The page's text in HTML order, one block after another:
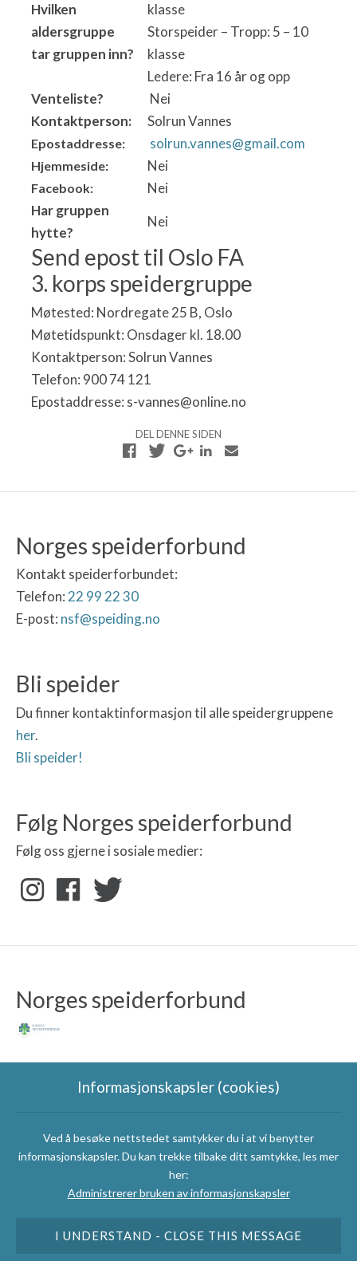
Hvilken
aldersgruppe
tar gruppen inn?
klasse
Storspeider – Tropp: 5 – 10
klasse
Ledere: Fra 16 år og opp
Venteliste?
Nei
Kontaktperson:
Solrun Vannes
Epostaddresse: solrun.vannes@gmail.com
Hjemmeside: Nei
Facebook:
Nei
Har gruppen
hytte?
Nei
Send epost til Oslo FA
3. korps speidergruppe
Møtested: Nordregate 25 B, Oslo
Møtetidspunkt: Onsdager kl. 18.00
Kontaktperson: Solrun Vannes
Telefon: 900 74 121
Epostaddresse: s-vannes@online.no
DEL DENNE SIDEN
Norges speiderforbund
Kontakt speiderforbundet:
Telefon: 22 99 22 30
E-post: nsf@speiding.no
Bli speider
Du finner kontaktinformasjon til alle speidergruppene
her.
Bli speider!
Følg Norges speiderforbund
Følg oss gjerne i sosiale medier:
Norges speiderforbund
Speidergruppas
samarbeidspartnere
Informasjonskapsler (cookies)
Ved å besøke nettstedet samtykker du i at vi benytter
informasjonskapsler. Du kan trekke tilbake ditt samtykke, les mer
her:
Administrerer bruken av informasjonskapsler
I UNDERSTAND - CLOSE THIS MESSAGE